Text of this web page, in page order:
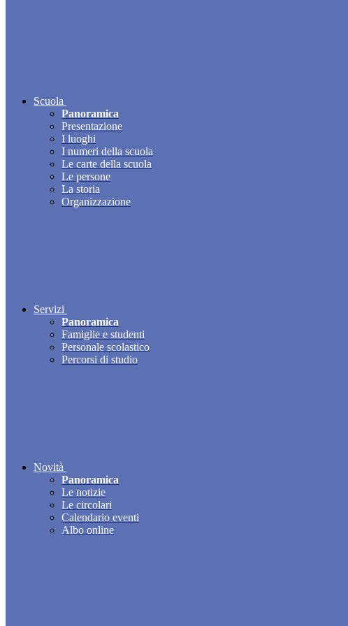
Scuola
Panoramica
Presentazione
I luoghi
I numeri della scuola
Le carte della scuola
Le persone
La storia
Organizzazione
Servizi
Panoramica
Famiglie e studenti
Personale scolastico
Percorsi di studio
Novità
Panoramica
Le notizie
Le circolari
Calendario eventi
Albo online